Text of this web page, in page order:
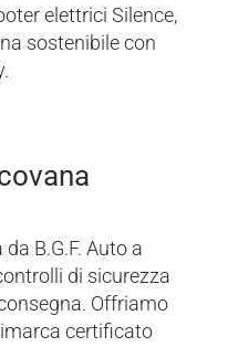
elettrici Silence,
sostenibile con
B.G.F. Auto a
di sicurezza
Offriamo
certificato